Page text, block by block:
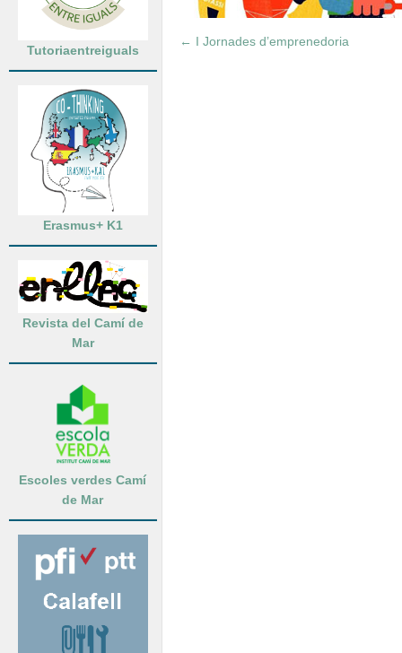
Tutoriaentreiguals
Erasmus+ K1
Revista del Camí de
Mar
Escoles verdes Camí
de Mar
← I Jornades d’emprenedoria